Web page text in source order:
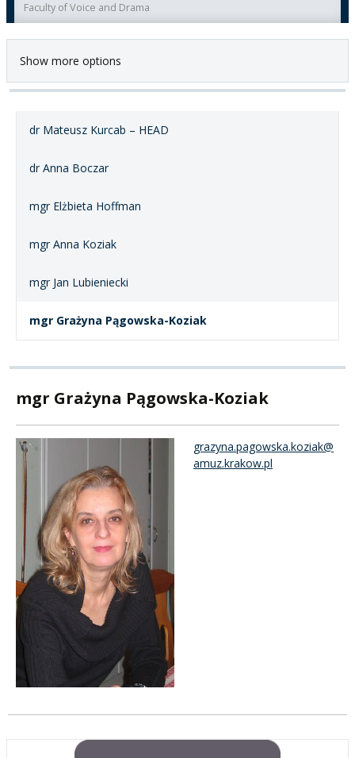
Faculty of Voice and Drama
Show more options
dr Mateusz Kurcab – HEAD
dr Anna Boczar
mgr Elżbieta Hoffman
mgr Anna Koziak
mgr Jan Lubieniecki
mgr Grażyna Pągowska-Koziak
mgr Grażyna Pągowska-Koziak
grazyna.pagowska.koziak@
amuz.krakow.pl